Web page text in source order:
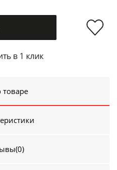
в 1 клик
товаре
(0)